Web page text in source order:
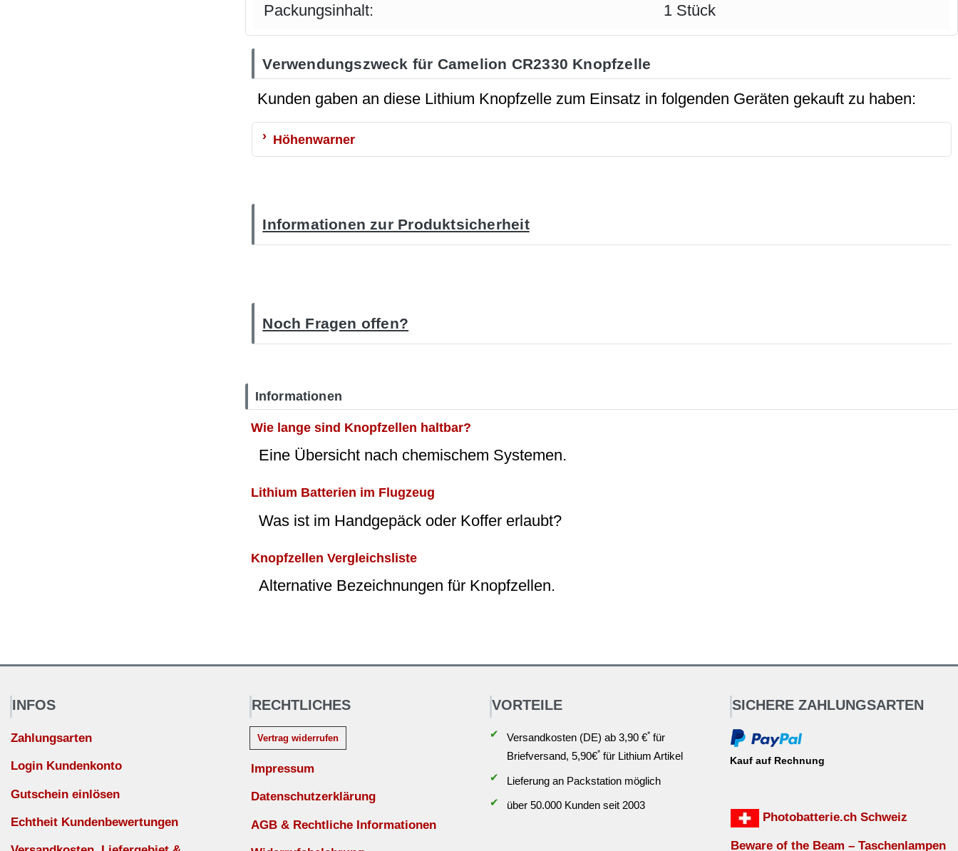
Packungsinhalt: 1 Stück
Verwendungszweck für Camelion CR2330 Knopfzelle
Kunden gaben an diese Lithium Knopfzelle zum Einsatz in folgenden Geräten gekauft zu haben:
Höhenwarner
Informationen zur Produktsicherheit
Noch Fragen offen?
Informationen
Wie lange sind Knopfzellen haltbar?
Eine Übersicht nach chemischem Systemen.
Lithium Batterien im Flugzeug
Was ist im Handgepäck oder Koffer erlaubt?
Knopfzellen Vergleichsliste
Alternative Bezeichnungen für Knopfzellen.
INFOS
Zahlungsarten
Login Kundenkonto
Gutschein einlösen
Echtheit Kundenbewertungen
RECHTLICHES
Vertrag widerrufen
Impressum
Datenschutzerklärung
AGB & Rechtliche Informationen
VORTEILE
✔ Versandkosten (DE) ab 3,90 €* für
Briefversand, 5,90€* für Lithium Artikel
✔
Lieferung an Packstation möglich
✔
über 50.000 Kunden seit 2003
SICHERE ZAHLUNGSARTEN
Kauf auf Rechnung
Photobatterie.ch Schweiz
Beware of the Beam – Taschenlampen